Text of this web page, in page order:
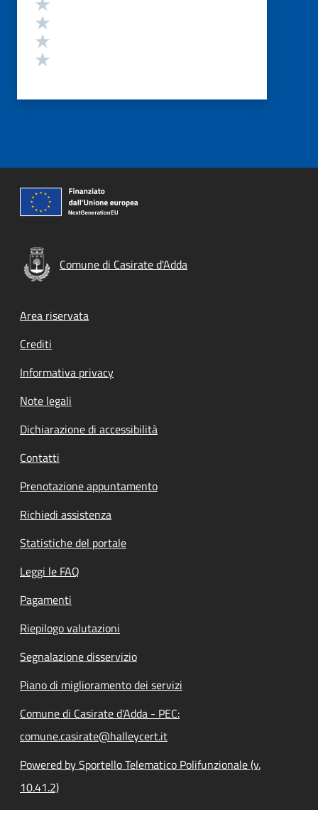
Comune di Casirate d'Adda
Footer menu
Area riservata
Crediti
Informativa privacy
Note legali
Dichiarazione di accessibilità
Contatti
Prenotazione appuntamento
Richiedi assistenza
Statistiche del portale
Leggi le FAQ
Pagamenti
Riepilogo valutazioni
Segnalazione disservizio
Piano di miglioramento dei servizi
Comune di Casirate d'Adda - PEC:
comune.casirate@halleycert.it
Powered by Sportello Telematico Polifunzionale (v.
10.41.2)